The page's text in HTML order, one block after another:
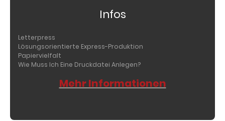
Infos
Letterpress
Lösungsorientierte Express-Produktion
Papiervielfalt
Wie Muss Ich Eine Druckdatei Anlegen?
Mehr Informationen